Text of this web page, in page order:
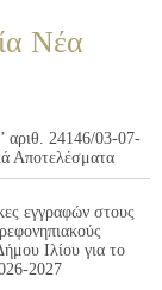
Νέα
αριθ. 24146/03-07-
Αποτελέσματα
εγγραφών στους
Ιλίου για το
2027